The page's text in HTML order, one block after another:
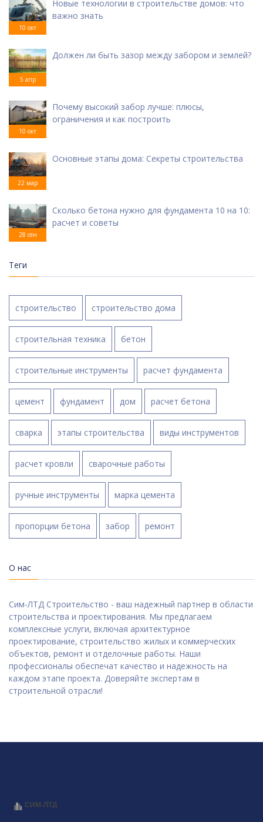
10 окт
Новые технологии в строительстве домов: что
важно знать
5 апр
Должен ли быть зазор между забором и землей?
10 окт
Почему высокий забор лучше: плюсы,
ограничения и как построить
22 мар
Основные этапы дома: Секреты строительства
28 сен
Сколько бетона нужно для фундамента 10 на 10:
расчет и советы
Теги
строительство строительство дома
строительная техника бетон
строительные инструменты расчет фундамента
цемент фундамент дом расчет бетона
сварка этапы строительства виды инструментов
расчет кровли сварочные работы
ручные инструменты марка цемента
пропорции бетона забор ремонт
О нас
Сим-ЛТД Строительство - ваш надежный партнер в области
строительства и проектирования. Мы предлагаем
комплексные услуги, включая архитектурное
проектирование, строительство жилых и коммерческих
объектов, ремонт и отделочные работы. Наши
профессионалы обеспечат качество и надежность на
каждом этапе проекта. Доверяйте экспертам в
строительной отрасли!